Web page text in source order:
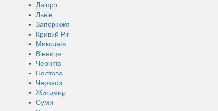
Дніпро
Львів
Запоріжжя
Кривий Ріг
Миколаїв
Вінниця
Чернігів
Полтава
Черкаси
Житомир
Суми